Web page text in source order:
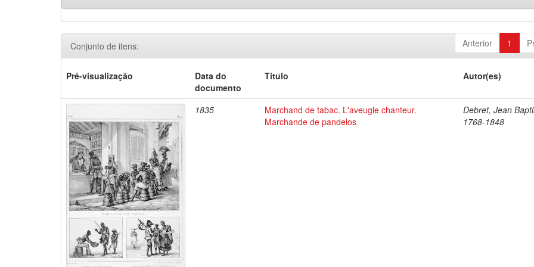
Anterior 1
Conjunto de itens:
Pré-visualização
Data do
documento
Título Autor(es)
1835
Marchand de tabac. L'aveugle chanteur.
Marchande de pandelos
Debret, Jean
1768-1848